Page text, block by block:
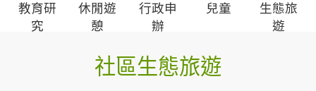
教育研
究
休閒遊
憩
行政申
辦
兒童
生態旅
遊
社區生態旅遊